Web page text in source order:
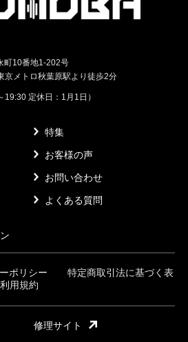
町10番地1-202号
京メトロ秋葉原駅より徒歩2分
定休日：1月1日）
特集
お客様の声
お問い合わせ
よくある質問
ポリシー
特定商取引法に基づく表
利用規約
修理サイト